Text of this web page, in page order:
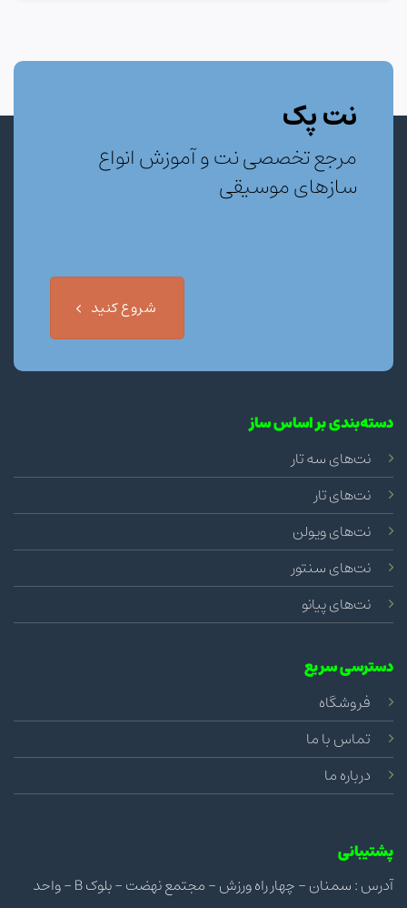
نت پک
مرجع تخصصی نت و آموزش انواع
سازهای موسیقی
شروع کنید
دسته‌بندی بر اساس ساز
نت‌های سه تار
نت‌های تار
نت‌های ویولن
نت‌های سنتور
نت‌های پیانو
دسترسی سریع
فروشگاه
تماس با ما
درباره ما
پشتیبانی
آدرس : سمنان - چهار راه ورزش - مجتمع نهضت - بلوک B - واحد